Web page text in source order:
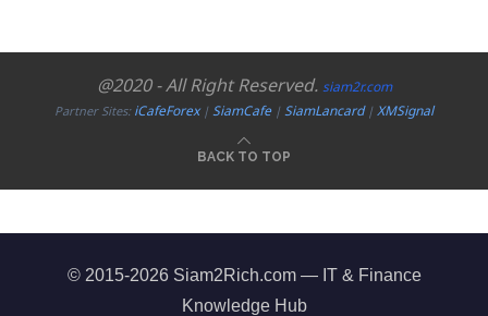
@2020 - All Right Reserved. siam2r.com
Partner Sites:iCafeForex|SiamCafe|SiamLancard|XMSignal
BACK TO TOP
© 2015-2026 Siam2Rich.com — IT & Finance
Knowledge Hub